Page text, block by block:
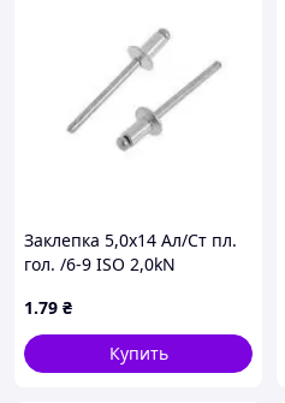
Заклепка 5,0х14 Ал/Ст пл.
гол. /6-9 ISO 2,0kN
1.79 ₴
Купить